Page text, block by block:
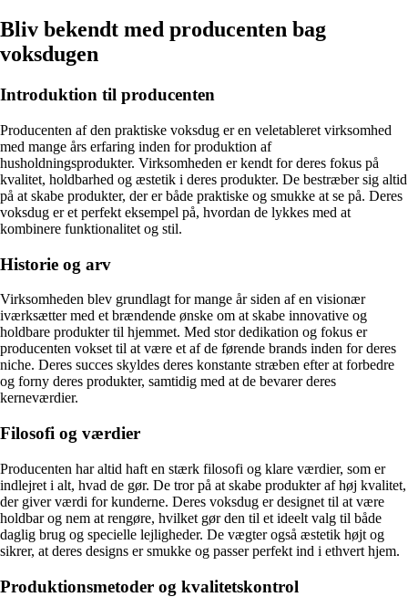
Bliv bekendt med producenten bag
voksdugen
Introduktion til producenten
Producenten af den praktiske voksdug er en veletableret virksomhed
med mange års erfaring inden for produktion af
husholdningsprodukter. Virksomheden er kendt for deres fokus på
kvalitet, holdbarhed og æstetik i deres produkter. De bestræber sig altid
på at skabe produkter, der er både praktiske og smukke at se på. Deres
voksdug er et perfekt eksempel på, hvordan de lykkes med at
kombinere funktionalitet og stil.
Historie og arv
Virksomheden blev grundlagt for mange år siden af en visionær
iværksætter med et brændende ønske om at skabe innovative og
holdbare produkter til hjemmet. Med stor dedikation og fokus er
producenten vokset til at være et af de førende brands inden for deres
niche. Deres succes skyldes deres konstante stræben efter at forbedre
og forny deres produkter, samtidig med at de bevarer deres
kerneværdier.
Filosofi og værdier
Producenten har altid haft en stærk filosofi og klare værdier, som er
indlejret i alt, hvad de gør. De tror på at skabe produkter af høj kvalitet,
der giver værdi for kunderne. Deres voksdug er designet til at være
holdbar og nem at rengøre, hvilket gør den til et ideelt valg til både
daglig brug og specielle lejligheder. De vægter også æstetik højt og
sikrer, at deres designs er smukke og passer perfekt ind i ethvert hjem.
Produktionsmetoder og kvalitetskontrol